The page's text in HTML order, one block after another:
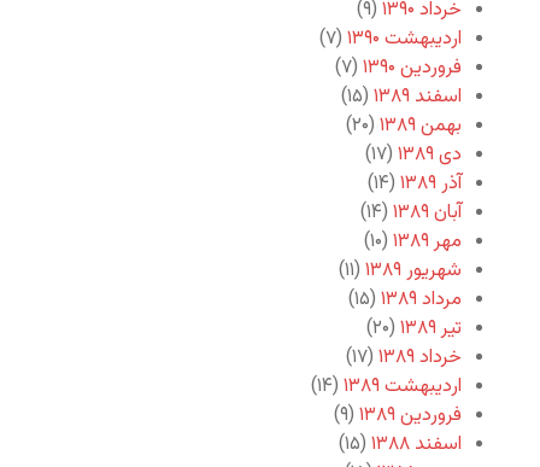
خرداد ۱۳۹۰
(۹)
اردیبهشت ۱۳۹۰
(۷)
فروردین ۱۳۹۰
(۷)
اسفند ۱۳۸۹
(۱۵)
بهمن ۱۳۸۹
(۲۰)
دی ۱۳۸۹
(۱۷)
آذر ۱۳۸۹
(۱۴)
آبان ۱۳۸۹
(۱۴)
مهر ۱۳۸۹
(۱۰)
شهریور ۱۳۸۹
(۱۱)
مرداد ۱۳۸۹
(۱۵)
تیر ۱۳۸۹
(۲۰)
خرداد ۱۳۸۹
(۱۷)
اردیبهشت ۱۳۸۹
(۱۴)
فروردین ۱۳۸۹
(۹)
اسفند ۱۳۸۸
(۱۵)